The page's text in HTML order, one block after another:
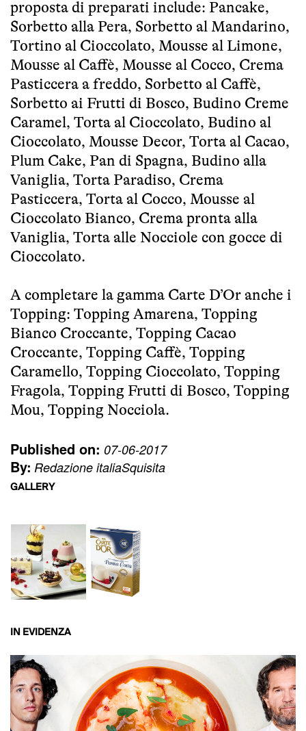
proposta di preparati include: Pancake,
Sorbetto alla Pera, Sorbetto al Mandarino,
Tortino al Cioccolato, Mousse al Limone,
Mousse al Caffè, Mousse al Cocco, Crema
Pasticcera a freddo, Sorbetto al Caffè,
Sorbetto ai Frutti di Bosco, Budino Creme
Caramel, Torta al Cioccolato, Budino al
Cioccolato, Mousse Decor, Torta al Cacao,
Plum Cake, Pan di Spagna, Budino alla
Vaniglia, Torta Paradiso, Crema
Pasticcera, Torta al Cocco, Mousse al
Cioccolato Bianco, Crema pronta alla
Vaniglia, Torta alle Nocciole con gocce di
Cioccolato.
A completare la gamma Carte D’Or anche i
Topping: Topping Amarena, Topping
Bianco Croccante, Topping Cacao
Croccante, Topping Caffè, Topping
Caramello, Topping Cioccolato, Topping
Fragola, Topping Frutti di Bosco, Topping
Mou, Topping Nocciola.
Published on: 07-06-2017
By: Redazione italiaSquisita
GALLERY
IN EVIDENZA